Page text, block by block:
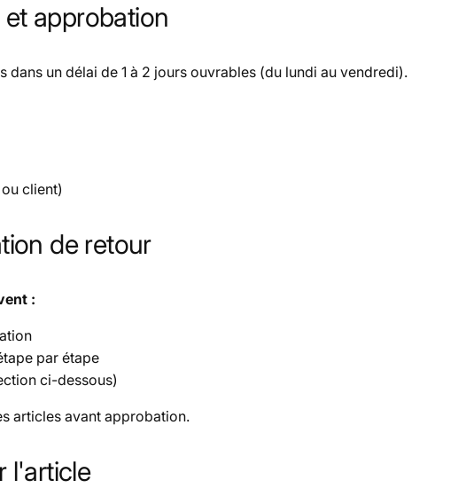
et approbation
dans un délai de1 à 2 jours ouvrables (du lundi au vendredi).
client)
de retour
:
par étape
ci-dessous)
articles avant approbation.
l'article